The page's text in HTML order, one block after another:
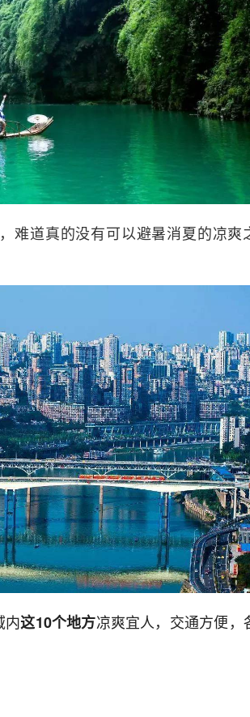
难道真的没有可以避暑消夏的凉爽
内这10个地方凉爽宜人，交通方便，